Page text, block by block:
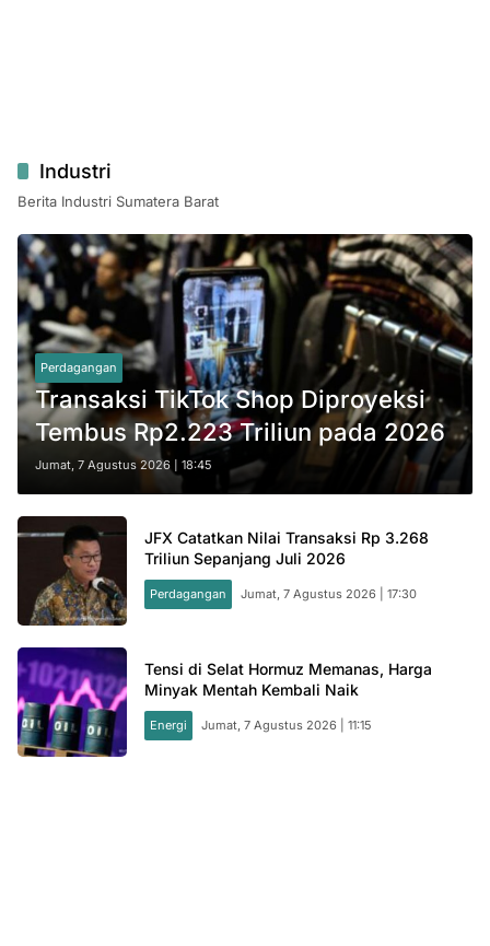
Industri
Berita Industri Sumatera Barat
Perdagangan
Transaksi TikTok Shop Diproyeksi
Tembus Rp2.223 Triliun pada 2026
Jumat, 7 Agustus 2026 | 18:45
JFX Catatkan Nilai Transaksi Rp 3.268
Triliun Sepanjang Juli 2026
Perdagangan Jumat, 7 Agustus 2026 | 17:30
Tensi di Selat Hormuz Memanas, Harga
Minyak Mentah Kembali Naik
Energi Jumat, 7 Agustus 2026 | 11:15